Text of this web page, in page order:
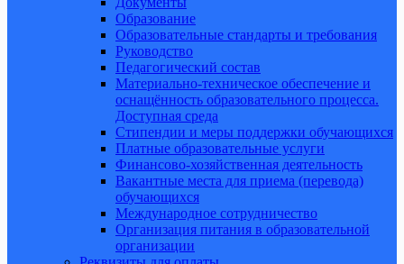
Образование
Образовательные стандарты и требования
Руководство
Педагогический состав
Материально-техническое обеспечение и
оснащённость образовательного процесса.
Доступная среда
Стипендии и меры поддержки обучающихся
Платные образовательные услуги
Финансово-хозяйственная деятельность
Вакантные места для приема (перевода)
обучающихся
Международное сотрудничество
Организация питания в образовательной
организации